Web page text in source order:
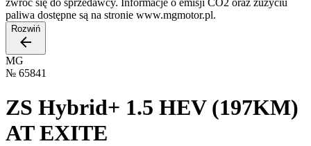
zwróć się do sprzedawcy. Informacje o emisji CO2 oraz zużyciu
paliwa dostępne są na stronie www.mgmotor.pl.
Rozwiń
MG
№ 65841
ZS Hybrid+ 1.5 HEV (197KM)
AT EXITE